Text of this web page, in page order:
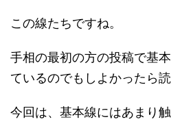
この線たちですね。
手相の最初の方の投稿で基
ているのでもしよかったら
今回は、基本線にはあまり触